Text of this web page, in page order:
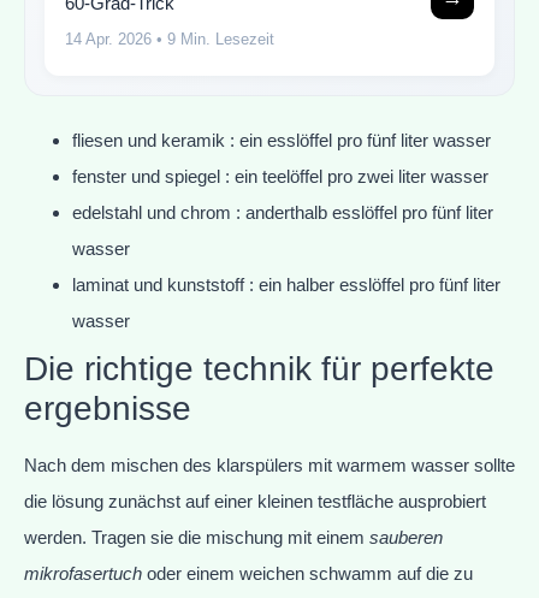
14 Apr. 2026 • 9 Min. Lesezeit
fliesen und keramik : ein esslöffel pro fünf liter wasser
fenster und spiegel : ein teelöffel pro zwei liter wasser
edelstahl und chrom : anderthalb esslöffel pro fünf liter
wasser
laminat und kunststoff : ein halber esslöffel pro fünf liter
wasser
Die richtige technik für perfekte
ergebnisse
Nach dem mischen des klarspülers mit warmem wasser sollte
die lösung zunächst auf einer kleinen testfläche ausprobiert
werden. Tragen sie die mischung mit einem sauberen
mikrofasertuch oder einem weichen schwamm auf die zu